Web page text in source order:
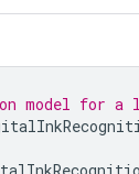
model for a